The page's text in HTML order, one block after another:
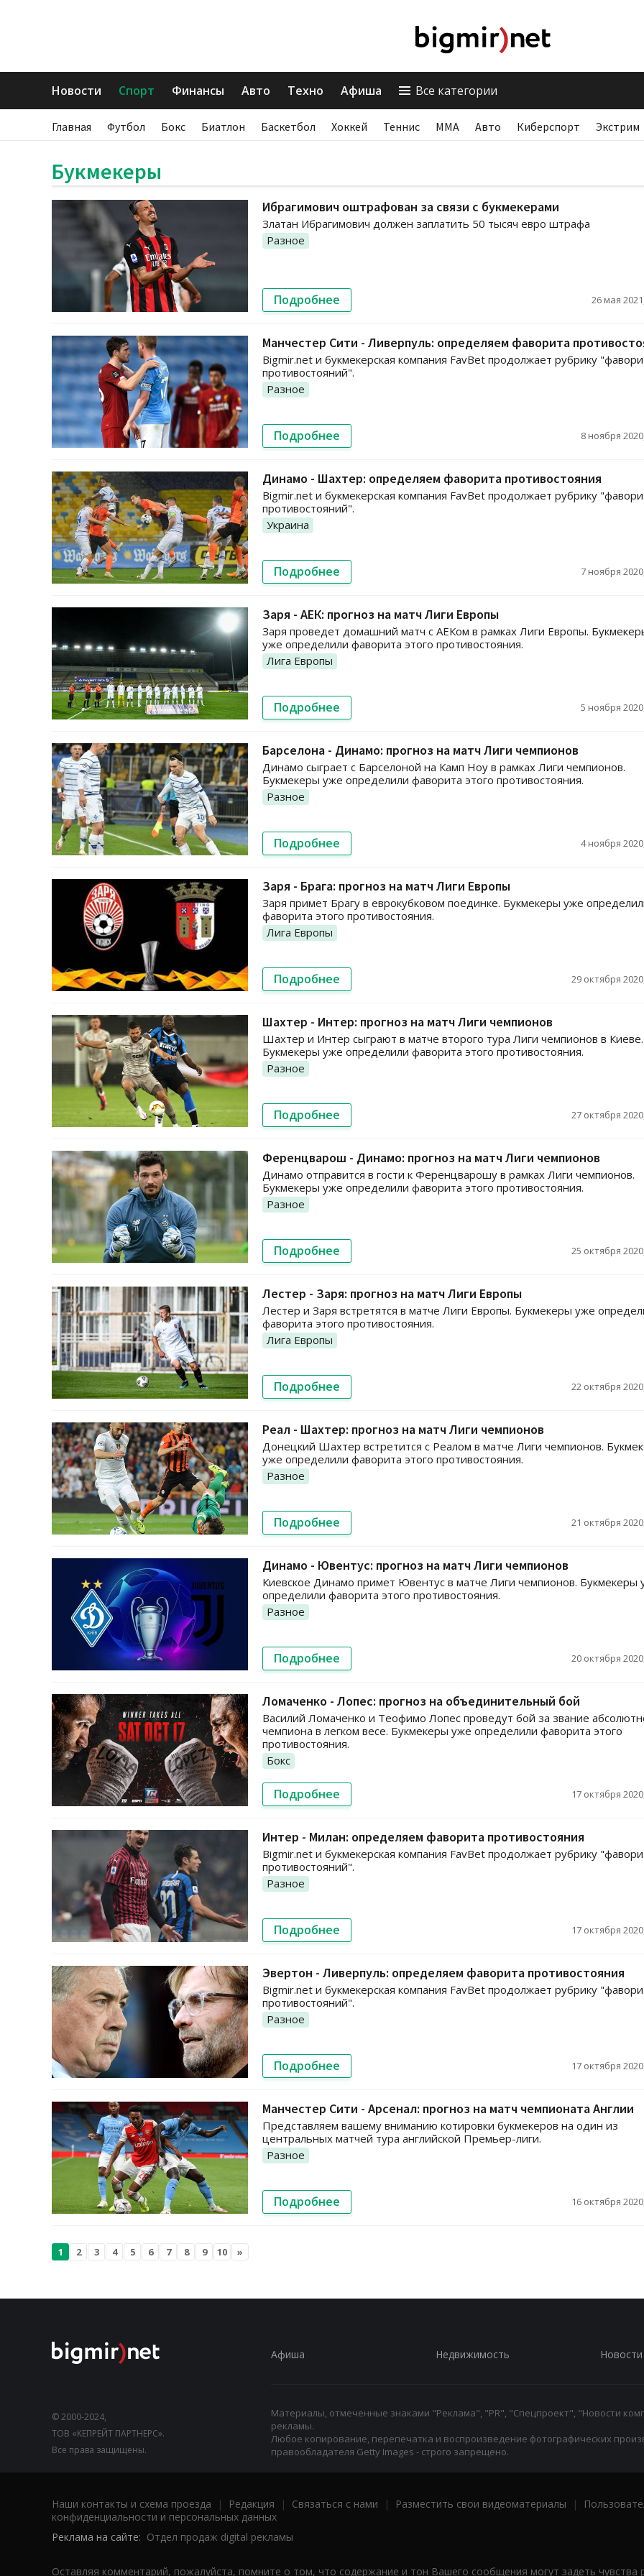
Новости Спорт Финансы Авто Техно Афиша Все категории
Главная Футбол Бокс Биатлон Баскетбол Хоккей Теннис ММА Авто Киберспорт Экстрим
Букмекеры
Ибрагимович оштрафован за связи с букмекерами
Златан Ибрагимович должен заплатить 50 тысяч евро штрафа
Разное
Подробнее 26 мая
Манчестер Сити - Ливерпуль: определяем фаворита
Bigmir.net и букмекерская компания FavBet продолжает рубрику
противостояний".
Разное
Подробнее 8 ноября
Динамо - Шахтер: определяем фаворита противостояния
Bigmir.net и букмекерская компания FavBet продолжает рубрику
противостояний".
Украина
Подробнее 7 ноября
Заря - АЕК: прогноз на матч Лиги Европы
Заря проведет домашний матч с АЕКом в рамках Лиги Европы.
уже определили фаворита этого противостояния.
Лига Европы
Подробнее 5 ноября
Барселона - Динамо: прогноз на матч Лиги чемпионов
Динамо сыграет с Барселоной на Камп Ноу в рамках Лиги чемпионов.
Букмекеры уже определили фаворита этого противостояния.
Разное
Подробнее 4 ноября
Заря - Брага: прогноз на матч Лиги Европы
Заря примет Брагу в еврокубковом поединке. Букмекеры уже
фаворита этого противостояния.
Лига Европы
Подробнее 29 октября
Шахтер - Интер: прогноз на матч Лиги чемпионов
Шахтер и Интер сыграют в матче второго тура Лиги чемпионов в Киеве.
Букмекеры уже определили фаворита этого противостояния.
Разное
Подробнее 27 октября
Ференцварош - Динамо: прогноз на матч Лиги чемпионов
Динамо отправится в гости к Ференцварошу в рамках Лиги чемпионов.
Букмекеры уже определили фаворита этого противостояния.
Разное
Подробнее 25 октября
Лестер - Заря: прогноз на матч Лиги Европы
Лестер и Заря встретятся в матче Лиги Европы. Букмекеры уже
фаворита этого противостояния.
Лига Европы
Подробнее 22 октября
Реал - Шахтер: прогноз на матч Лиги чемпионов
Донецкий Шахтер встретится с Реалом в матче Лиги чемпионов.
уже определили фаворита этого противостояния.
Разное
Подробнее 21 октября
Динамо - Ювентус: прогноз на матч Лиги чемпионов
Киевское Динамо примет Ювентус в матче Лиги чемпионов. Букмекеры
определили фаворита этого противостояния.
Разное
Подробнее 20 октября
Ломаченко - Лопес: прогноз на объединительный бой
Василий Ломаченко и Теофимо Лопес проведут бой за звание
чемпиона в легком весе. Букмекеры уже определили фаворита этого
противостояния.
Бокс
Подробнее 17 октября
Интер - Милан: определяем фаворита противостояния
Bigmir.net и букмекерская компания FavBet продолжает рубрику
противостояний".
Разное
Подробнее 17 октября
Эвертон - Ливерпуль: определяем фаворита противостояния
Bigmir.net и букмекерская компания FavBet продолжает рубрику
противостояний".
Разное
Подробнее 17 октября
Манчестер Сити - Арсенал: прогноз на матч чемпионата Англии
Представляем вашему вниманию котировки букмекеров на один из
центральных матчей тура английской Премьер-лиги.
Разное
Подробнее 16 октября
1 2 3 4 5 6 7 8 9 10 »
© 2000-2024,
ТОВ «КЕПРЕЙТ ПАРТНЕРС».
Все права защищены.
Афиша Недвижимость Новости
Материалы, отмеченные знаками "Реклама", "PR", "Спецпроект", "Новости
рекламы.
Любое копирование, перепечатка и воспроизведение фотографических
правообладателя Getty Images - строго запрещено.
Наши контакты и схема проезда | Редакция | Связаться с нами | Разместить свои видеоматериалы |
конфиденциальности и персональных данных
Реклама на сайте: Отдел продаж digital рекламы
Оставляя комментарий, пожалуйста, помните о том, что содержание и тон Вашего сообщения могут задеть чувства